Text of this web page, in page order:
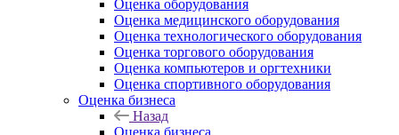
Оценка оборудования
Оценка медицинского оборудования
Оценка технологического оборудования
Оценка торгового оборудования
Оценка компьютеров и оргтехники
Оценка спортивного оборудования
Оценка бизнеса
Назад
Оценка бизнеса